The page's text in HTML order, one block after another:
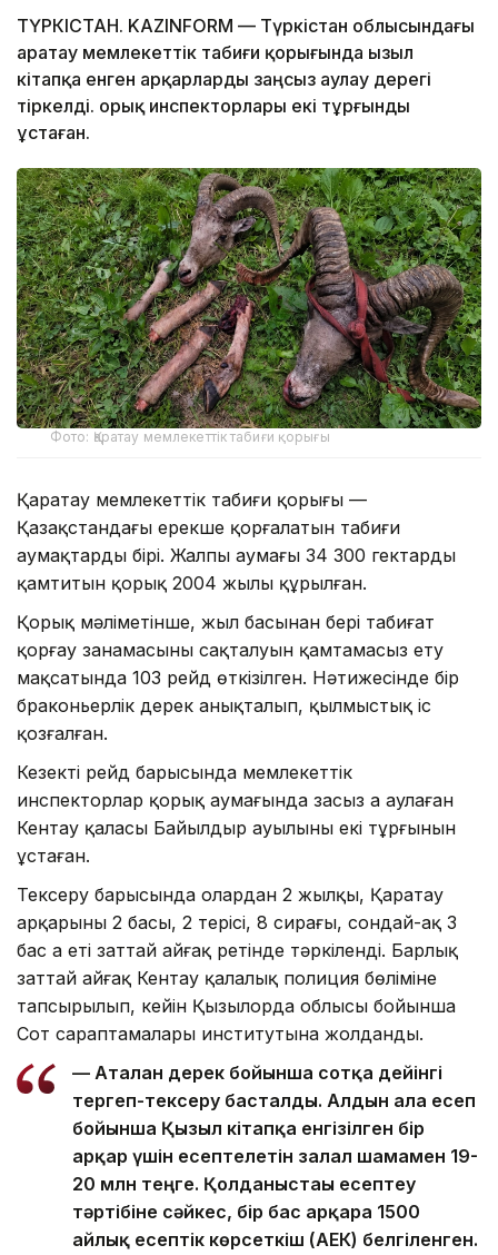
ТҮРКІСТАН. KAZINFORM — Түркістан облысындағы
Қаратау мемлекеттік табиғи қорығында Қызыл
кітапқа енген арқарларды заңсыз аулау дерегі
тіркелді. Қорық инспекторлары екі тұрғынды
ұстаған.
Фото: Қаратау мемлекеттік табиғи қорығы
Қаратау мемлекеттік табиғи қорығы —
Қазақстандағы ерекше қорғалатын табиғи
аумақтардың бірі. Жалпы аумағы 34 300 гектарды
қамтитын қорық 2004 жылы құрылған.
Қорық мәліметінше, жыл басынан бері табиғат
қорғау заңнамасының сақталуын қамтамасыз ету
мақсатында 103 рейд өткізілген. Нәтижесінде бір
браконьерлік дерек анықталып, қылмыстық іс
қозғалған.
Кезекті рейд барысында мемлекеттік
инспекторлар қорық аумағында заңсыз аң аулаған
Кентау қаласы Байылдыр ауылының екі тұрғынын
ұстаған.
Тексеру барысында олардан 2 жылқы, Қаратау
арқарының 2 басы, 2 терісі, 8 сирағы, сондай-ақ 3
бас аң еті заттай айғақ ретінде тәркіленді. Барлық
заттай айғақ Кентау қалалық полиция бөліміне
тапсырылып, кейін Қызылорда облысы бойынша
Сот сараптамалары институтына жолданды.
— Аталған дерек бойынша сотқа дейінгі
тергеп-тексеру басталды. Алдын ала есеп
бойынша Қызыл кітапқа енгізілген бір
арқар үшін есептелетін залал шамамен 19-
20 млн теңге. Қолданыстағы есептеу
тәртібіне сәйкес, бір бас арқарға 1500
айлық есептік көрсеткіш (АЕК) белгіленген.